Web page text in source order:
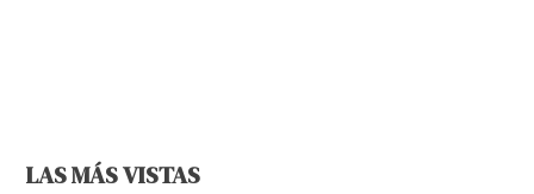
LAS MÁS VISTAS